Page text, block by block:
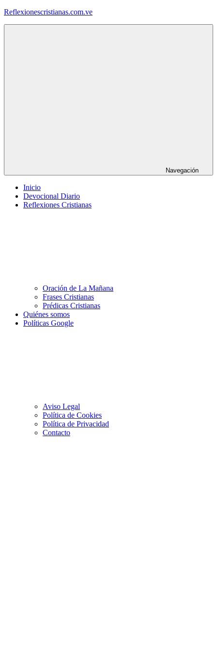
Saltar
Reflexionescristianas.com.ve
Navegación
Inicio
Devocional Diario
Reflexiones Cristianas
Oración de La Mañana
Frases Cristianas
Prédicas Cristianas
Quiénes somos
Políticas Google
Aviso Legal
Política de Cookies
Política de Privacidad
Contacto